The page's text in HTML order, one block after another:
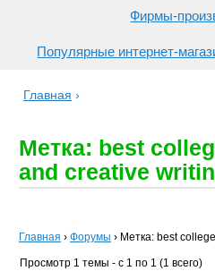
Фирмы-
Популярные интернет-
Главная ›
Метка: best
and creative
Главная › Форумы › Метка: best
Просмотр 1 темы - с 1 по 1 (1 всего)